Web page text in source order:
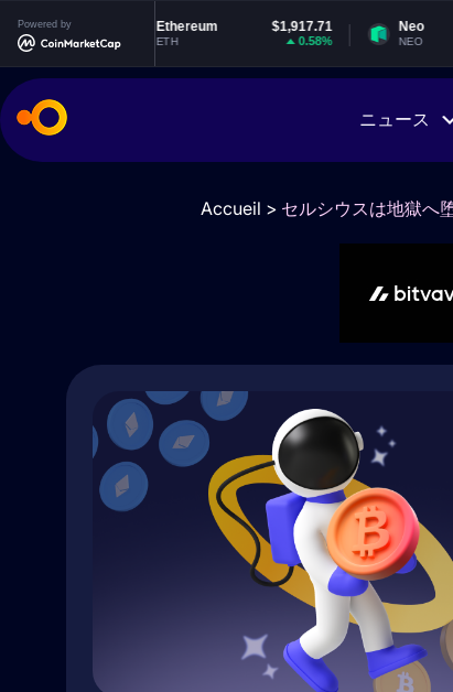
Powered by $1,917.71
ETH
Neo
NEO
ニュース
Accueil > セルシウスは地獄へ